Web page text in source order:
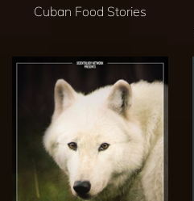
Cuban Food Stories